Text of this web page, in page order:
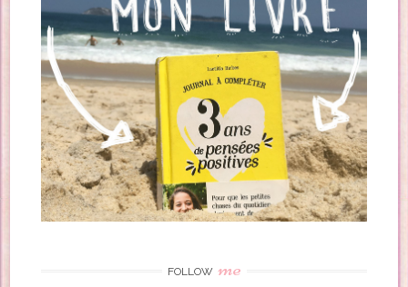
FOLLOW me